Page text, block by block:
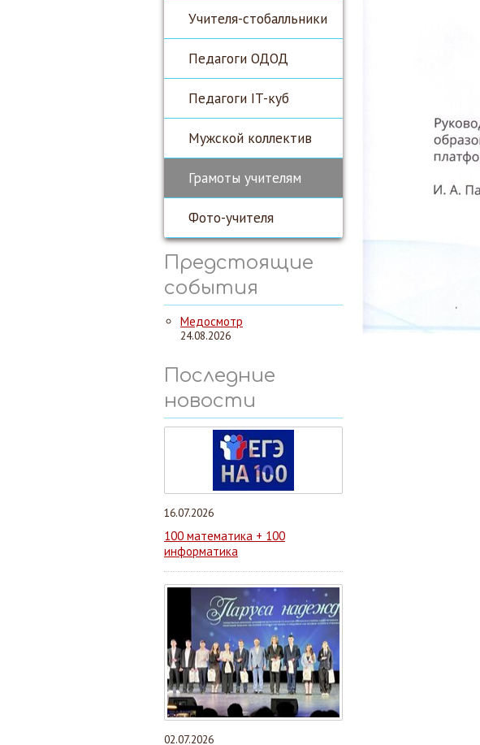
Учителя-стобалльники
Педагоги ОДОД
Педагоги IT-куб
Мужской коллектив
Грамоты учителям
Фото-учителя
Предстоящие
события
Медосмотр
24.08.2026
Последние
новости
16.07.2026
100 математика + 100
информатика
02.07.2026